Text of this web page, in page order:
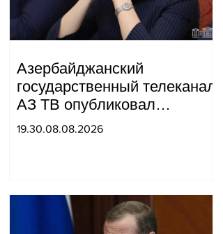
Азербайджанский
государственный телеканал
АЗ ТВ опубликовал
репортаж, в котором Сюник
19.30.08.08.2026